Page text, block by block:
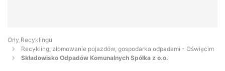
Orły Recyklingu
Recykling, złomowanie pojazdów, gospodarka odpadami - Oświęcim
Składowisko Odpadów Komunalnych Spółka z o.o.